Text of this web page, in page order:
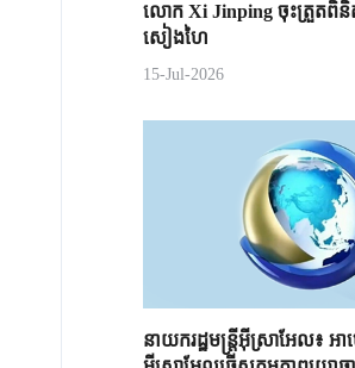
លោក Xi Jinping ចុះត្រួតពិនិត្
សៀងហៃ
15-Jul-2026
នាយករដ្ឋមន្ត្រីអ៊ីស្រាអែល៖ អា